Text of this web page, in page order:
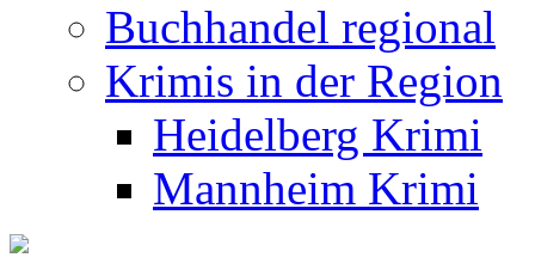
Buchhandel regional
Krimis in der Region
Heidelberg Krimi
Mannheim Krimi